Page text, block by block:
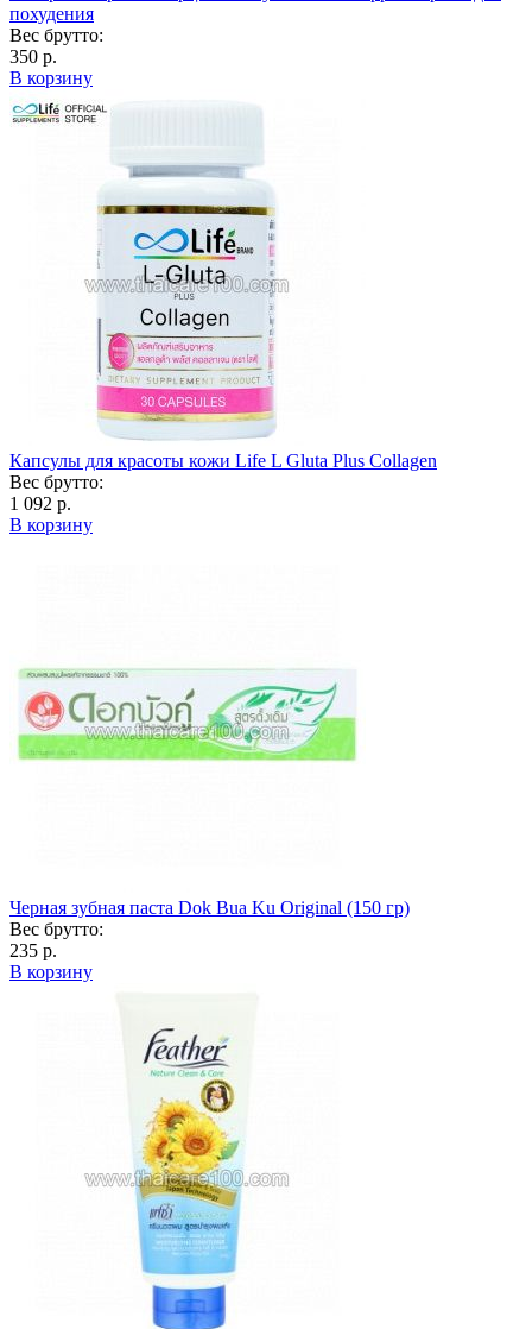
похудения
Вес брутто:
350 р.
В корзину
Капсулы для красоты кожи Life L Gluta Plus Collagen
Вес брутто:
1 092 р.
В корзину
Черная зубная паста Dok Bua Ku Original (150 гр)
Вес брутто:
235 р.
В корзину